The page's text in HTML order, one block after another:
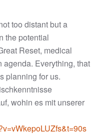
too distant but a
the potential
Reset, medical
agenda. Everything, that
planning for us.
wohin es mit unserer